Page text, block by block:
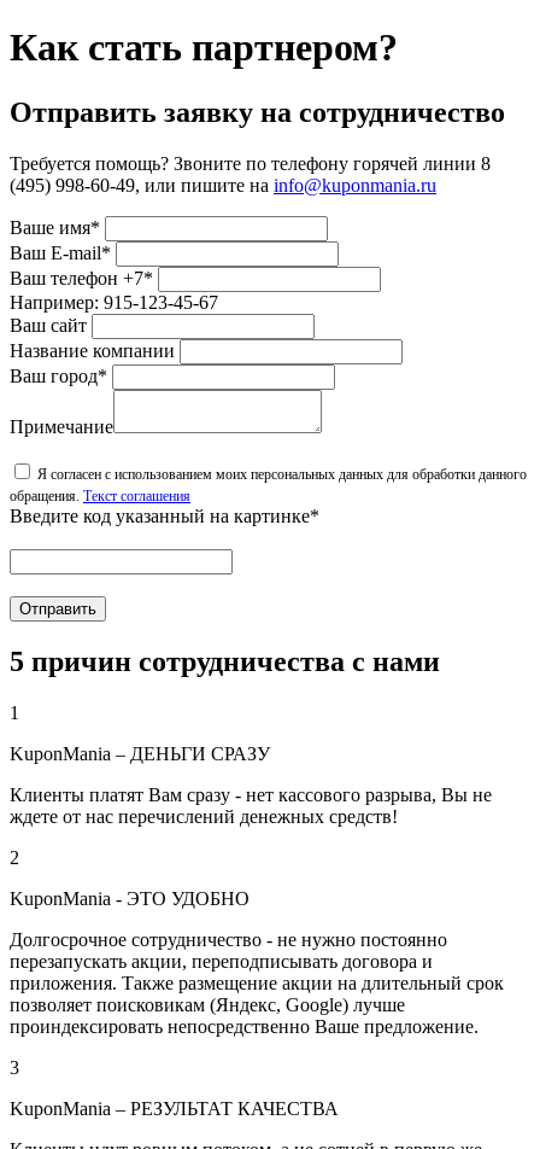
Как стать партнером?
Отправить заявку на сотрудничество
Требуется помощь? Звоните по телефону горячей линии 8
(495) 998-60-49, или пишите на info@kuponmania.ru
Ваше имя*
Ваш E-mail*
Ваш телефон +7*
Например: 915-123-45-67
Ваш сайт
Название компании
Ваш город*
Примечание
Я согласен с использованием моих персональных данных для обработки данного
обращения. Текст соглашения
Введите код указанный на картинке*
5 причин сотрудничества с нами
1
KuponMania – ДЕНЬГИ СРАЗУ
Клиенты платят Вам сразу - нет кассового разрыва, Вы не
ждете от нас перечислений денежных средств!
2
KuponMania - ЭТО УДОБНО
Долгосрочное сотрудничество - не нужно постоянно
перезапускать акции, переподписывать договора и
приложения. Также размещение акции на длительный срок
позволяет поисковикам (Яндекс, Google) лучше
проиндексировать непосредственно Ваше предложение.
3
KuponMania – РЕЗУЛЬТАТ КАЧЕСТВА